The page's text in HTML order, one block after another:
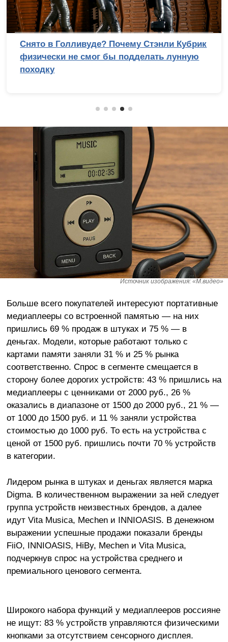
Снято в Голливуде? Почему Стэнли Кубрик
физически не смог бы подделать лунную
походку
Источник изображения: «М.видео»
Больше всего покупателей интересуют портативные
медиаплееры со встроенной памятью — на них
пришлись 69 % продаж в штуках и 75 % — в
деньгах. Модели, которые работают только с
картами памяти заняли 31 % и 25 % рынка
соответственно. Спрос в сегменте смещается в
сторону более дорогих устройств: 43 % пришлись на
медиаплееры с ценниками от 2000 руб., 26 %
оказались в диапазоне от 1500 до 2000 руб., 21 % —
от 1000 до 1500 руб. и 11 % заняли устройства
стоимостью до 1000 руб. То есть на устройства с
ценой от 1500 руб. пришлись почти 70 % устройств
в категории.
Лидером рынка в штуках и деньгах является марка
Digma. В количественном выражении за ней следует
группа устройств неизвестных брендов, а далее
идут Vita Musica, Mechen и INNIOASIS. В денежном
выражении успешные продажи показали бренды
FiiO, INNIOASIS, HiBy, Mechen и Vita Musica,
подчеркнув спрос на устройства среднего и
премиального ценового сегмента.
Широкого набора функций у медиаплееров россияне
не ищут: 83 % устройств управляются физическими
кнопками за отсутствием сенсорного дисплея.